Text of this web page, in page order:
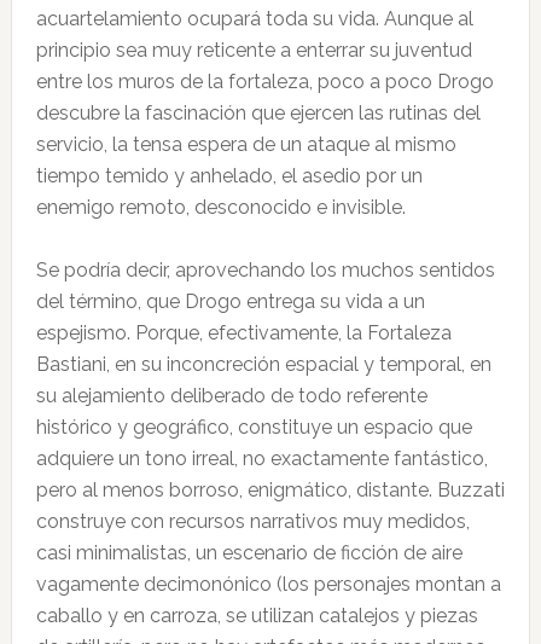
acuartelamiento ocupará toda su vida. Aunque al
principio sea muy reticente a enterrar su juventud
entre los muros de la fortaleza, poco a poco Drogo
descubre la fascinación que ejercen las rutinas del
servicio, la tensa espera de un ataque al mismo
tiempo temido y anhelado, el asedio por un
enemigo remoto, desconocido e invisible.
Se podría decir, aprovechando los muchos sentidos
del término, que Drogo entrega su vida a un
espejismo. Porque, efectivamente, la Fortaleza
Bastiani, en su inconcreción espacial y temporal, en
su alejamiento deliberado de todo referente
histórico y geográfico, constituye un espacio que
adquiere un tono irreal, no exactamente fantástico,
pero al menos borroso, enigmático, distante. Buzzati
construye con recursos narrativos muy medidos,
casi minimalistas, un escenario de ficción de aire
vagamente decimonónico (los personajes montan a
caballo y en carroza, se utilizan catalejos y piezas